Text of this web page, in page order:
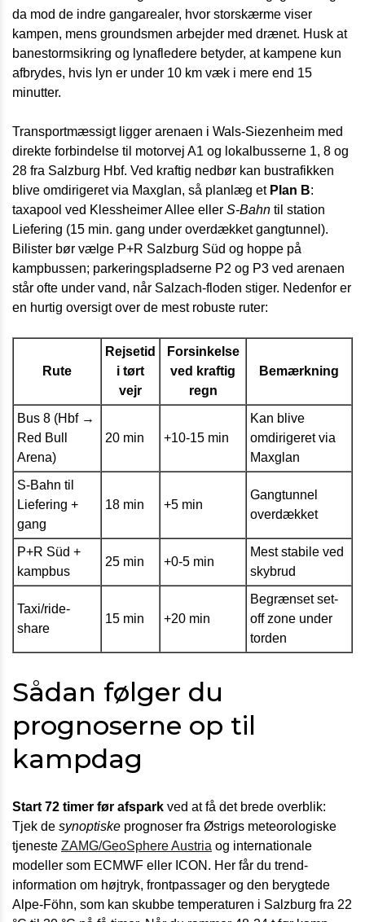
da mod de indre gangarealer, hvor storskærme viser
kampen, mens groundsmen arbejder med drænet. Husk at
banestormsikring og lynafledere betyder, at kampene kun
afbrydes, hvis lyn er under 10 km væk i mere end 15
minutter.
Transportmæssigt ligger arenaen i Wals-Siezenheim med
direkte forbindelse til motorvej A1 og lokalbusserne 1, 8 og
28 fra Salzburg Hbf. Ved kraftig nedbør kan bustrafikken
blive omdirigeret via Maxglan, så planlæg et Plan B:
taxapool ved Klessheimer Allee eller S-Bahn til station
Liefering (15 min. gang under overdækket gangtunnel).
Bilister bør vælge P+R Salzburg Süd og hoppe på
kampbussen; parkeringspladserne P2 og P3 ved arenaen
står ofte under vand, når Salzach-floden stiger. Nedenfor er
en hurtig oversigt over de mest robuste ruter:
Rute
Rejsetid
i tørt
vejr
Forsinkelse
ved kraftig
regn
Bemærkning
Bus 8 (Hbf →
Red Bull
Arena)
20 min +10-15 min
Kan blive
omdirigeret via
Maxglan
S-Bahn til
Liefering +
gang
18 min +5 min
Gangtunnel
overdækket
P+R Süd +
kampbus
25 min +0-5 min
Mest stabile ved
skybrud
Taxi/ride-
share
15 min +20 min
Begrænset set-
off zone under
torden
Sådan følger du
prognoserne op til
kampdag
Start 72 timer før afspark ved at få det brede overblik:
Tjek de synoptiske prognoser fra Østrigs meteorologiske
tjeneste ZAMG/GeoSphere Austria og internationale
modeller som ECMWF eller ICON. Her får du trend-
information om højtryk, frontpassager og den berygtede
Alpe-Föhn, som kan skubbe temperaturen i Salzburg fra 22